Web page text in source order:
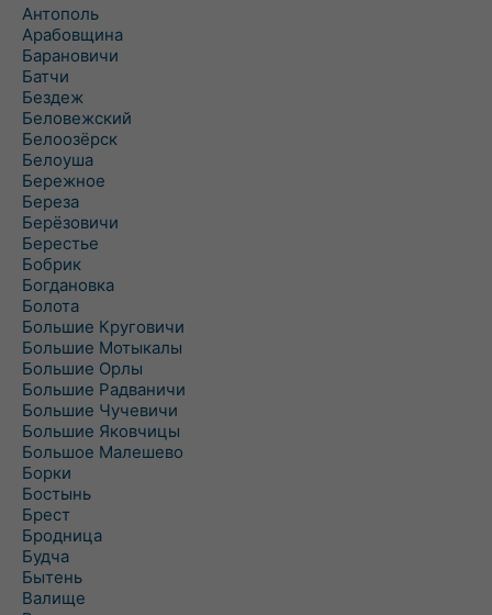
Антополь
Арабовщина
Барановичи
Батчи
Бездеж
Беловежский
Белоозёрск
Белоуша
Бережное
Береза
Берёзовичи
Берестье
Бобрик
Богдановка
Болота
Большие Круговичи
Большие Мотыкалы
Большие Орлы
Большие Радваничи
Большие Чучевичи
Большие Яковчицы
Большое Малешево
Борки
Бостынь
Брест
Бродница
Будча
Бытень
Валище